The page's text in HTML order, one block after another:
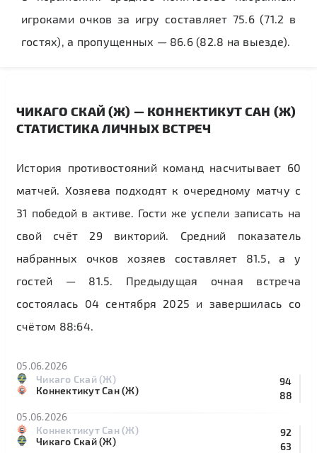
игроками очков за игру составляет 75.6 (71.2 в
гостях), а пропущенных — 86.6 (82.8 на выезде).
ЧИКАГО СКАЙ (Ж) — КОННЕКТИКУТ САН (Ж)
СТАТИСТИКА ЛИЧНЫХ ВСТРЕЧ
История противостояний команд насчитывает 60
матчей. Хозяева подходят к очередному матчу с
31 победой в активе. Гости же успели записать на
свой счёт 29 викторий. Средний показатель
набранных очков хозяев составляет 81.5, а у
гостей — 81.5. Предыдущая очная встреча
состоялась 04 сентября 2025 и завершилась со
счётом 88:64.
05.06.2026
Чикаго Скай (Ж)
94
88
Коннектикут Сан (Ж)
05.06.2026
Коннектикут Сан (Ж)
92
63
Чикаго Скай (Ж)